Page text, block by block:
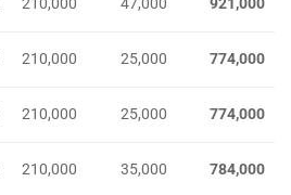
210,000 47,000 921,000
210,000 25,000 774,000
210,000 25,000 774,000
210,000 35,000 784,000